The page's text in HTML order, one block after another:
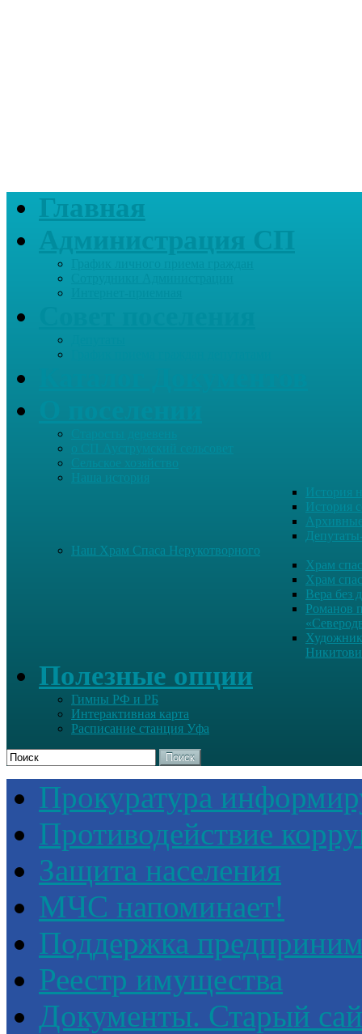
Главная
Наша история
История
История
Наш Храм Спаса Нерукотворного
Храм
Храм
Вера без
Романов
Полезные опции
Гимны РФ и РБ
Интерактивная карта
Расписание станция Уфа
Поиск
Прокуратура
Противодействие
Защита населения
МЧС напоминает!
Поддержка
Реестр имущества
Документы. Старый